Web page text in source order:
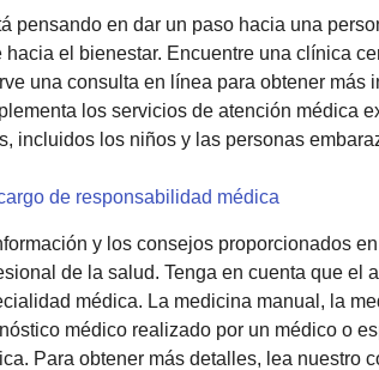
pensando en dar un paso hacia una
hacia el bienestar. Encuentre una clínica
una consulta en línea para obtener más
los servicios de atención médica
incluidos los niños y las personas
de responsabilidad médica
y los consejos proporcionados
de la salud. Tenga en cuenta que el
médica. La medicina manual, la
médico realizado por un médico o
Para obtener más detalles, lea nuestro